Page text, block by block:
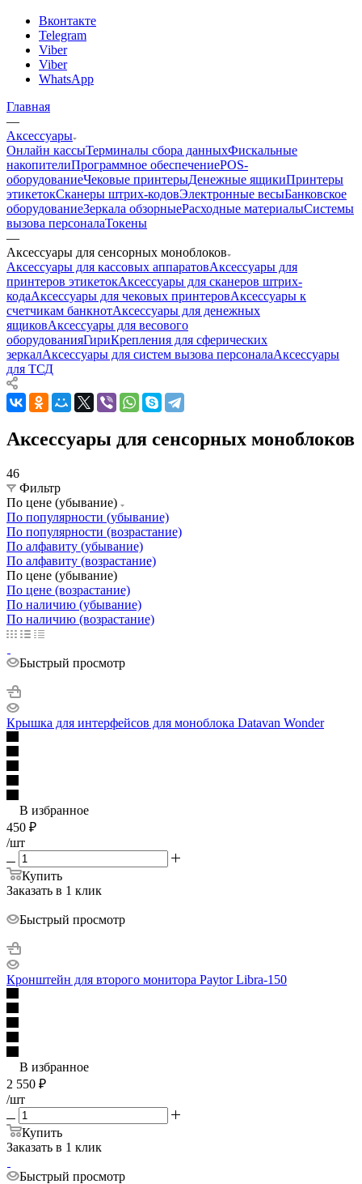
Вконтакте
Telegram
Viber
Viber
WhatsApp
Главная
—
Аксессуары
Онлайн кассыТерминалы сбора данныхФискальные
накопителиПрограммное обеспечениеPOS-
оборудованиеЧековые принтерыДенежные ящикиПринтеры
этикетокСканеры штрих-кодовЭлектронные весыБанковское
оборудованиеЗеркала обзорныеРасходные материалыСистемы
вызова персоналаТокены
—
Аксессуары для сенсорных моноблоков
Аксессуары для кассовых аппаратовАксессуары для
принтеров этикетокАксессуары для сканеров штрих-
кодаАксессуары для чековых принтеровАксессуары к
счетчикам банкнотАксессуары для денежных
ящиковАксессуары для весового
оборудованияГириКрепления для сферических
зеркалАксессуары для систем вызова персоналаАксессуары
для ТСД
Аксессуары для сенсорных моноблоков
46
Фильтр
По цене (убывание)
По популярности (убывание)
По популярности (возрастание)
По алфавиту (убывание)
По алфавиту (возрастание)
По цене (убывание)
По цене (возрастание)
По наличию (убывание)
По наличию (возрастание)
Быстрый просмотр
Крышка для интерфейсов для моноблока Datavan Wonder
В избранное
450 ₽
/шт
Купить
Заказать в 1 клик
Быстрый просмотр
Кронштейн для второго монитора Paytor Libra-150
В избранное
2 550 ₽
/шт
Купить
Заказать в 1 клик
Быстрый просмотр